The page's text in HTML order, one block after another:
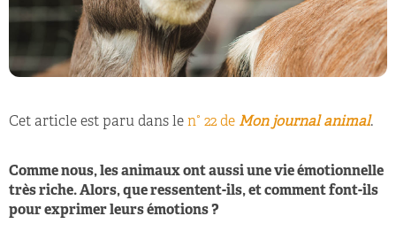
Cet article est paru dans le n° 22 de Mon journal animal.
Comme nous, les animaux ont aussi une vie émotionnelle
très riche. Alors, que ressentent-ils, et comment font-ils
pour exprimer leurs émotions ?